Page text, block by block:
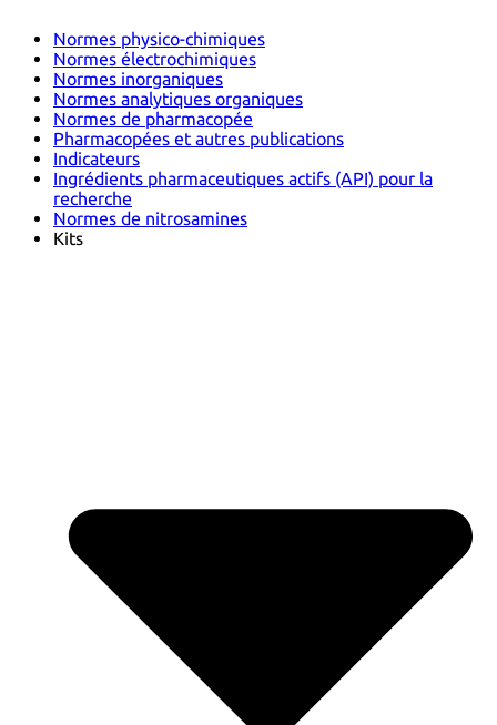
Normes physico-chimiques
Normes électrochimiques
Normes inorganiques
Normes analytiques organiques
Normes de pharmacopée
Pharmacopées et autres publications
Indicateurs
Ingrédients pharmaceutiques actifs (API) pour la
recherche
Normes de nitrosamines
Kits